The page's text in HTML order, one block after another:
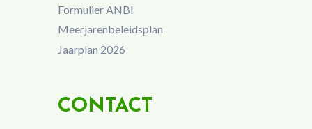
Formulier ANBI
Meerjarenbeleidsplan
Jaarplan 2026
CONTACT